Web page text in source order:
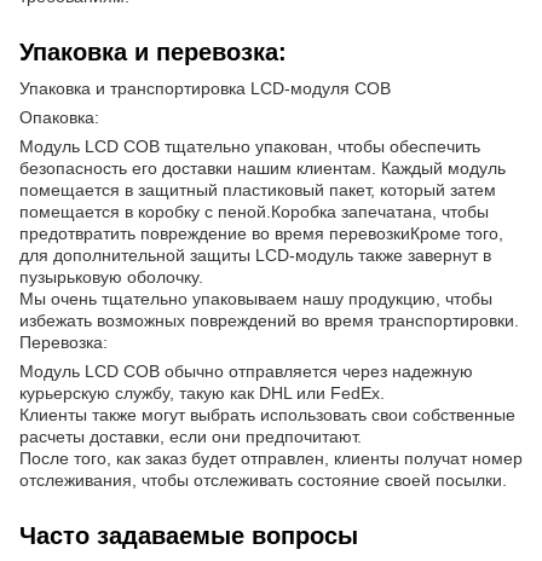
Упаковка и перевозка:
Упаковка и транспортировка LCD-модуля COB
Опаковка:
Модуль LCD COB тщательно упакован, чтобы обеспечить
безопасность его доставки нашим клиентам. Каждый модуль
помещается в защитный пластиковый пакет, который затем
помещается в коробку с пеной.Коробка запечатана, чтобы
предотвратить повреждение во время перевозкиКроме того,
для дополнительной защиты LCD-модуль также завернут в
пузырьковую оболочку.
Мы очень тщательно упаковываем нашу продукцию, чтобы
избежать возможных повреждений во время транспортировки.
Перевозка:
Модуль LCD COB обычно отправляется через надежную
курьерскую службу, такую как DHL или FedEx.
Клиенты также могут выбрать использовать свои собственные
расчеты доставки, если они предпочитают.
После того, как заказ будет отправлен, клиенты получат номер
отслеживания, чтобы отслеживать состояние своей посылки.
Часто задаваемые вопросы